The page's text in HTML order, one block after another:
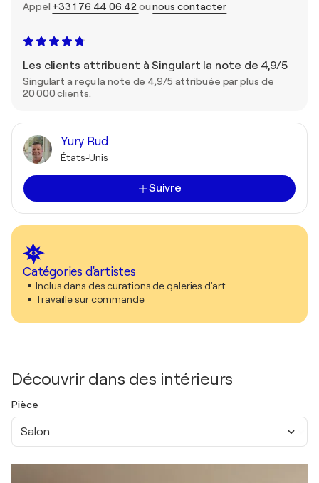
Appel +33 1 76 44 06 42 ounous contacter
Les clients attribuent à Singulart la note de 4,9/5
Singulart a reçu la note de 4,9/5 attribuée par plus de
20 000 clients.
Yury Rud
États-Unis
Suivre
Catégories d'artistes
Inclus dans des curations de galeries d'art
Travaille sur commande
Découvrir dans des intérieurs
Pièce
Salon